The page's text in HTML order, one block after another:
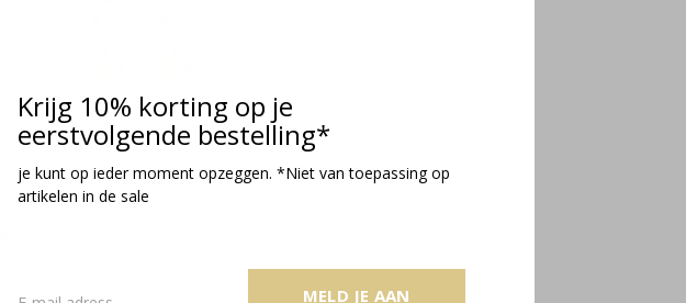
Krijg 10% korting op je
eerstvolgende bestelling*
je kunt op ieder moment opzeggen. *Niet van toepassing op
artikelen in de sale
MELD JE AAN
Oorbellen Swarovski kristal verguld -
1741